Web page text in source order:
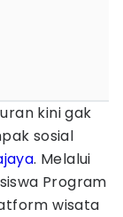
kini gak
sosial
. Melalui
Program
wisata